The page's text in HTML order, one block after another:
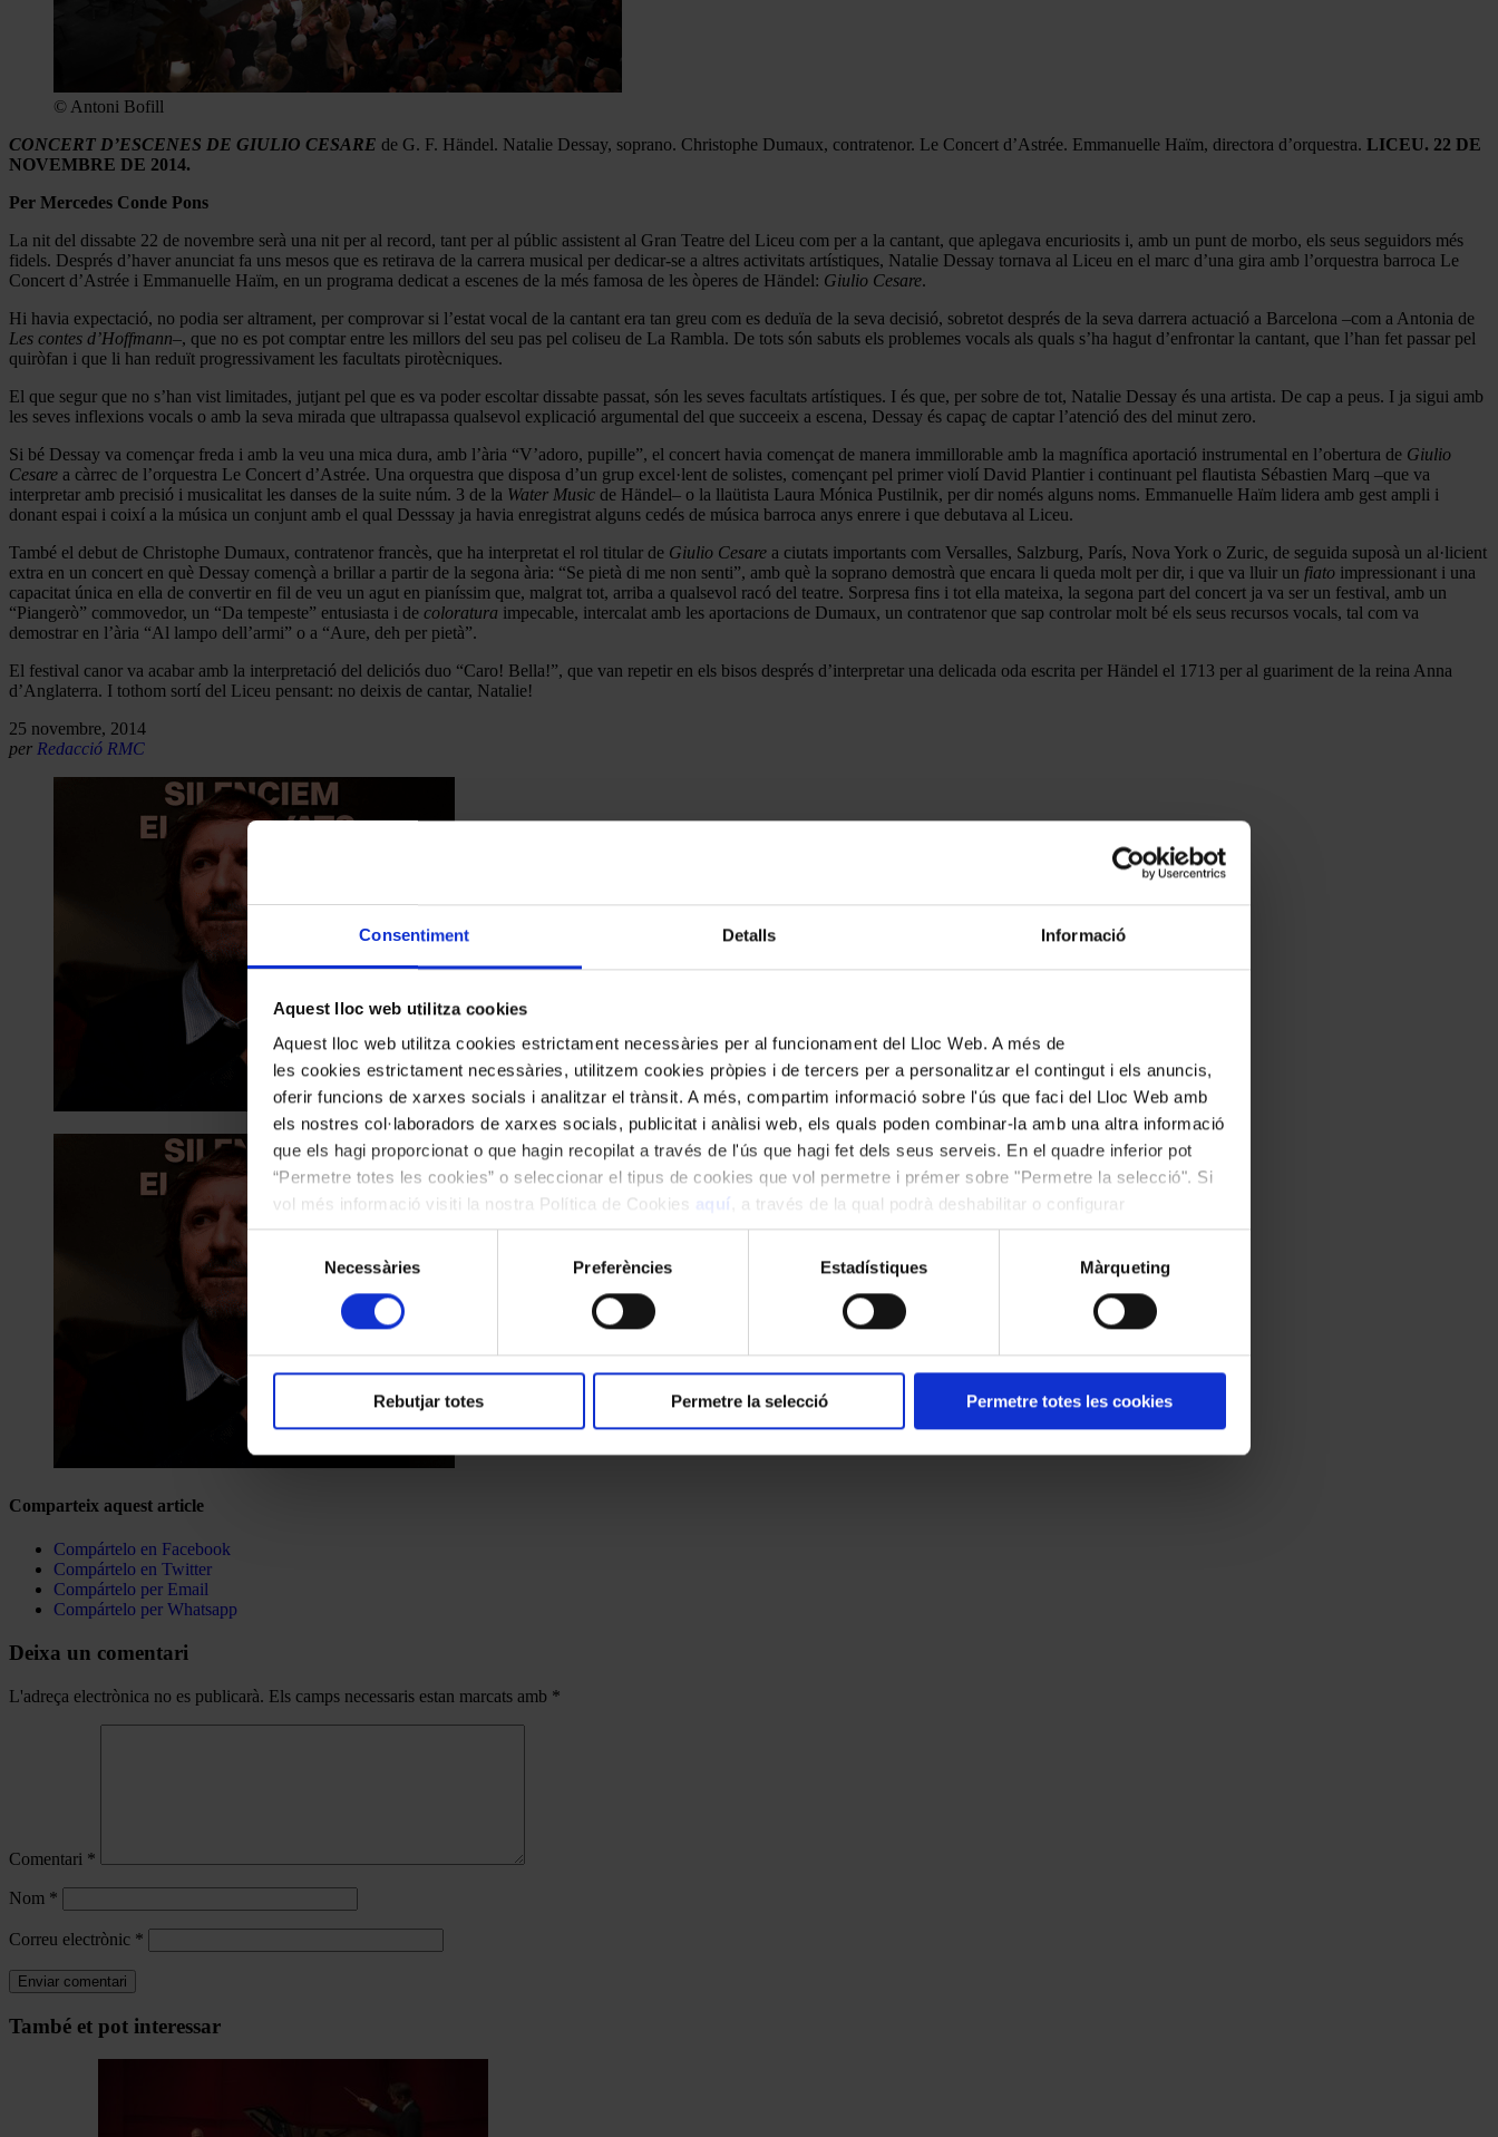
Consentiment Detalls Informació
Aquest lloc web utilitza cookies
Aquest lloc web utilitza cookies estrictament necessàries per al funcionament del Lloc Web. A més de
les cookies estrictament necessàries, utilitzem cookies pròpies i de tercers per a personalitzar el contingut i els anuncis,
oferir funcions de xarxes socials i analitzar el trànsit. A més, compartim informació sobre l'ús que faci del Lloc Web amb
els nostres col·laboradors de xarxes socials, publicitat i anàlisi web, els quals poden combinar-la amb una altra informació
que els hagi proporcionat o que hagin recopilat a través de l'ús que hagi fet dels seus serveis. En el quadre inferior pot
“Permetre totes les cookies” o seleccionar el tipus de cookies que vol permetre i prémer sobre "Permetre la selecció". Si
vol més informació visiti la nostra Política de Cookies aquí
, a través de la qual podrà deshabilitar o configurar
les cookies en qualsevol moment.
de
consentiment
Necessàries Preferències Estadístiques Màrqueting
Rebutjar totes Permetre la selecció Permetre totes les cookies
© Antoni Bofill
CONCERT D’ESCENES DE GIULIO CESARE de G. F. Händel. Natalie Dessay, soprano. Christophe Dumaux, contratenor. Le Concert d’Astrée. Emmanuelle Haïm, directora d’orquestra. LICEU. 22 DE
NOVEMBRE DE 2014.
Per Mercedes Conde Pons
La nit del dissabte 22 de novembre serà una nit per al record, tant per al públic assistent al Gran Teatre del Liceu com per a la cantant, que aplegava encuriosits i, amb un punt de morbo, els seus seguidors més
fidels. Després d’haver anunciat fa uns mesos que es retirava de la carrera musical per dedicar-se a altres activitats artístiques, Natalie Dessay tornava al Liceu en el marc d’una gira amb l’orquestra barroca Le
Concert d’Astrée i Emmanuelle Haïm, en un programa dedicat a escenes de la més famosa de les òperes de Händel: Giulio Cesare.
Hi havia expectació, no podia ser altrament, per comprovar si l’estat vocal de la cantant era tan greu com es deduïa de la seva decisió, sobretot després de la seva darrera actuació a Barcelona –com a Antonia de
Les contes d’Hoffmann–, que no es pot comptar entre les millors del seu pas pel coliseu de La Rambla. De tots són sabuts els problemes vocals als quals s’ha hagut d’enfrontar la cantant, que l’han fet passar pel
quiròfan i que li han reduït progressivament les facultats pirotècniques.
El que segur que no s’han vist limitades, jutjant pel que es va poder escoltar dissabte passat, són les seves facultats artístiques. I és que, per sobre de tot, Natalie Dessay és una artista. De cap a peus. I ja sigui amb
les seves inflexions vocals o amb la seva mirada que ultrapassa qualsevol explicació argumental del que succeeix a escena, Dessay és capaç de captar l’atenció des del minut zero.
Si bé Dessay va començar freda i amb la veu una mica dura, amb l’ària “V’adoro, pupille”, el concert havia començat de manera immillorable amb la magnífica aportació instrumental en l’obertura de Giulio
Cesare a càrrec de l’orquestra Le Concert d’Astrée. Una orquestra que disposa d’un grup excel·lent de solistes, començant pel primer violí David Plantier i continuant pel flautista Sébastien Marq –que va
interpretar amb precisió i musicalitat les danses de la suite núm. 3 de la Water Music de Händel– o la llaütista Laura Mónica Pustilnik, per dir només alguns noms. Emmanuelle Haïm lidera amb gest ampli i
donant espai i coixí a la música un conjunt amb el qual Desssay ja havia enregistrat alguns cedés de música barroca anys enrere i que debutava al Liceu.
També el debut de Christophe Dumaux, contratenor francès, que ha interpretat el rol titular de Giulio Cesare a ciutats importants com Versalles, Salzburg, París, Nova York o Zuric, de seguida suposà un al·licient
extra en un concert en què Dessay començà a brillar a partir de la segona ària: “Se pietà di me non senti”, amb què la soprano demostrà que encara li queda molt per dir, i que va lluir un fiato impressionant i una
capacitat única en ella de convertir en fil de veu un agut en pianíssim que, malgrat tot, arriba a qualsevol racó del teatre. Sorpresa fins i tot ella mateixa, la segona part del concert ja va ser un festival, amb un
“Piangerò” commovedor, un “Da tempeste” entusiasta i de coloratura impecable, intercalat amb les aportacions de Dumaux, un contratenor que sap controlar molt bé els seus recursos vocals, tal com va
demostrar en l’ària “Al lampo dell’armi” o a “Aure, deh per pietà”.
El festival canor va acabar amb la interpretació del deliciós duo “Caro! Bella!”, que van repetir en els bisos després d’interpretar una delicada oda escrita per Händel el 1713 per al guariment de la reina Anna
d’Anglaterra. I tothom sortí del Liceu pensant: no deixis de cantar, Natalie!
25 novembre, 2014
per Redacció RMC
Comparteix aquest article
Compártelo en Facebook
Compártelo en Twitter
Compártelo per Email
Compártelo per Whatsapp
Deixa un comentari
L'adreça electrònica no es publicarà. Els camps necessaris estan marcats amb *
Comentari *
Nom *
Correu electrònic *
Navegar
També et pot interessar